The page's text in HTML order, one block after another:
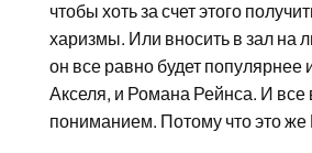
чтобы хоть за счет этого
харизмы. Или вносить в зал на
он все равно будет популярнее
Акселя, и Романа Рейнса. И все
пониманием. Потому что это